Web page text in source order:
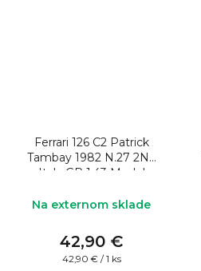
Ferrari 126 C2 Patrick
Tambay 1982 N.27 2Nd
Italy GP 1:43 Model
Na externom sklade
42,90 €
Jednotková
42,90 € / 1 ks